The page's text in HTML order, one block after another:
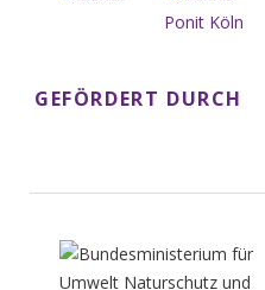
GEFÖRDERT DURCH